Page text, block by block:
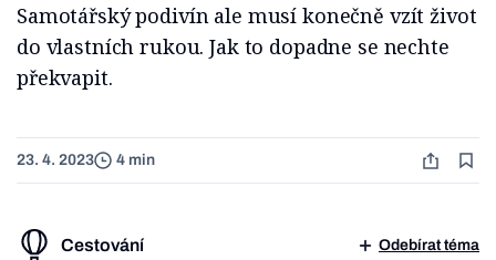
Samotářský podivín ale musí konečně vzít život
do vlastních rukou. Jak to dopadne se nechte
překvapit.
23. 4. 2023 4 min
Cestování Odebírat téma